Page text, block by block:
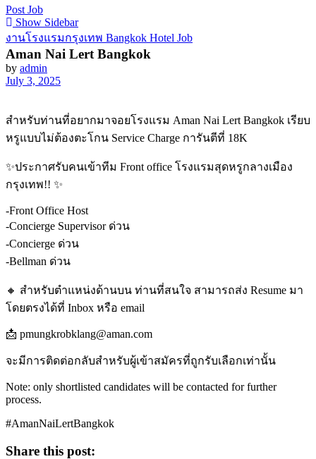
Post Job
Show Sidebar
งานโรงแรมกรุงเทพ Bangkok Hotel Job
Aman Nai Lert Bangkok
by admin
July 3, 2025
สำหรับท่านที่อยากมาจอยโรงแรม Aman Nai Lert Bangkok เรียบ
หรูแบบไม่ต้องตะโกน Service Charge การันตีที่ 18K
✨ประกาศรับคนเข้าทีม Front office โรงแรมสุดหรูกลางเมือง
กรุงเทพ!! ✨
-Front Office Host
-Concierge Supervisor ด่วน
-Concierge ด่วน
-Bellman ด่วน
🔸️ สำหรับตำแหน่งด้านบน ท่านที่สนใจ สามารถส่ง Resume มา
โดยตรงได้ที่ Inbox หรือ email
📩 pmungkrobklang@aman.com
จะมีการติดต่อกลับสำหรับผู้เข้าสมัครที่ถูกรับเลือกเท่านั้น
Note: only shortlisted candidates will be contacted for further
process.
#AmanNaiLertBangkok
Share this post: